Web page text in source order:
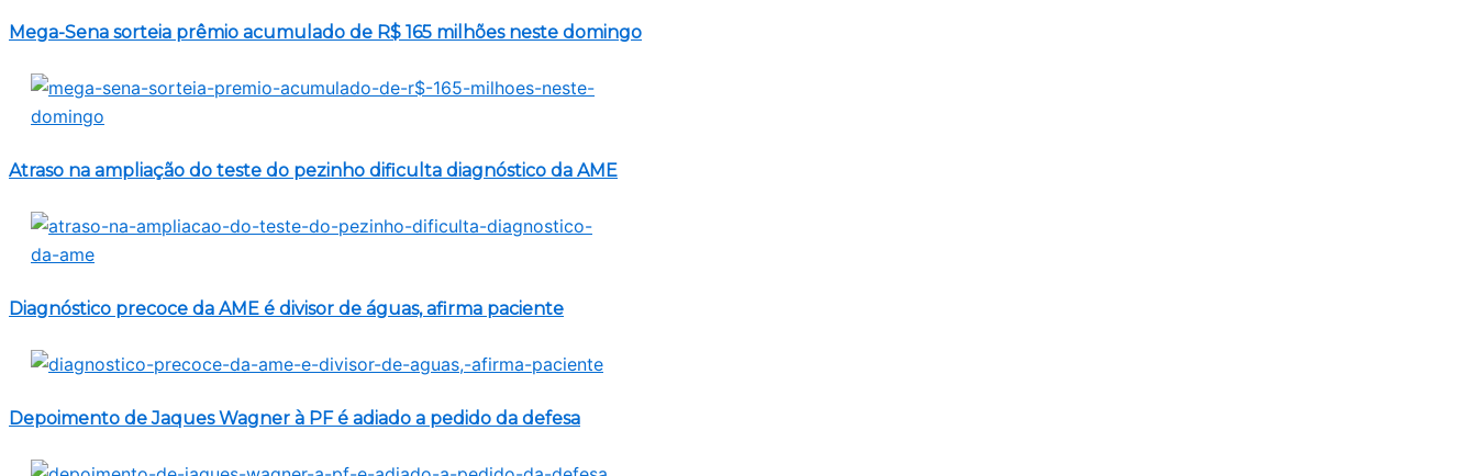
Mega-Sena sorteia prêmio acumulado de R$ 165 milhões neste domingo
Atraso na ampliação do teste do pezinho dificulta diagnóstico da AME
Diagnóstico precoce da AME é divisor de águas, afirma paciente
Depoimento de Jaques Wagner à PF é adiado a pedido da defesa